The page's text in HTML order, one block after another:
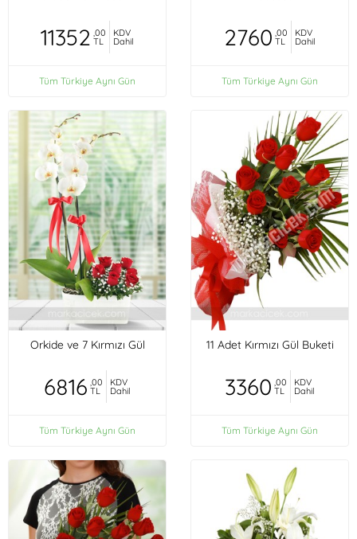
11352 ,00
TL
KDV
Dahil
Tüm Türkiye Aynı Gün
2760 ,00
TL
KDV
Dahil
Tüm Türkiye Aynı Gün
Orkide ve 7 Kırmızı Gül
6816 ,00
TL
KDV
Dahil
Tüm Türkiye Aynı Gün
11 Adet Kırmızı Gül Buketi
3360 ,00
TL
KDV
Dahil
Tüm Türkiye Aynı Gün